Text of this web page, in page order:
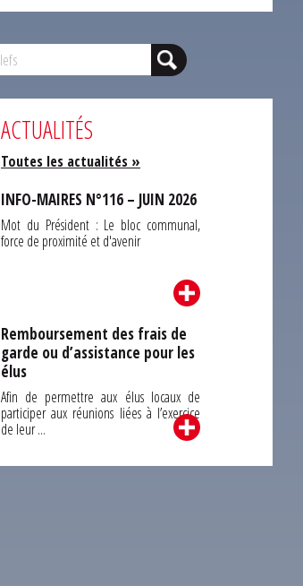
ACTUALITÉS
Toutes les actualités »
INFO-MAIRES N°116 – JUIN 2026
Mot du Président : Le bloc communal,
force de proximité et d'avenir
Remboursement des frais de
garde ou d’assistance pour les
élus
Afin de permettre aux élus locaux de
participer aux réunions liées à l’exercice
de leur ...